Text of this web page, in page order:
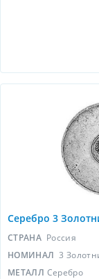
Серебро 3
СТРАНА Россия
НОМИНАЛ 3
МЕТАЛЛ Серебро